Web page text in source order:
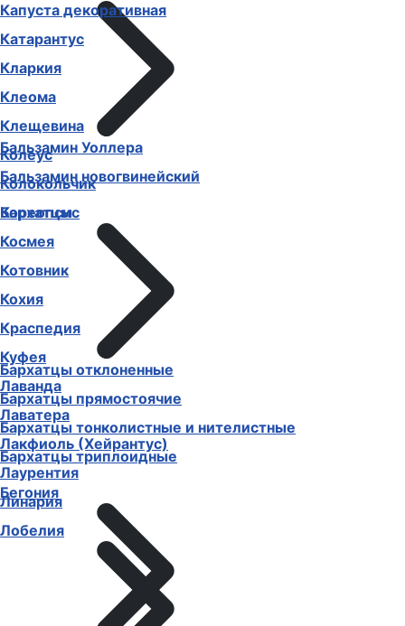
Бальзамин Уоллера
Бальзамин новогвинейский
Бархатцы
Бархатцы отклоненные
Бархатцы прямостоячие
Бархатцы тонколистные и нителистные
Бархатцы триплоидные
Бегония
Капуста декоративная
Катарантус
Кларкия
Клеома
Клещевина
Колеус
Колокольчик
Кореопсис
Космея
Котовник
Кохия
Краспедия
Куфея
Лаванда
Лаватера
Лакфиоль (Хейрантус)
Лаурентия
Линария
Лобелия